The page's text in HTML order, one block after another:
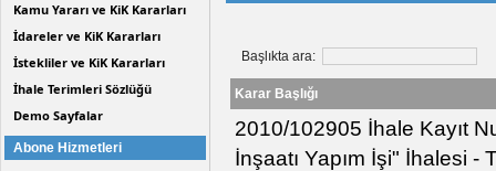
Kamu Yararı ve KiK Kararları
İdareler ve KiK Kararları
İstekliler ve KiK Kararları
İhale Terimleri Sözlüğü
Demo Sayfalar
Abone Hizmetleri
Başlıkta ara:
Karar Başlığı
2010/102905 İhale Kayıt
İnşaatı Yapım İşi" İhalesi